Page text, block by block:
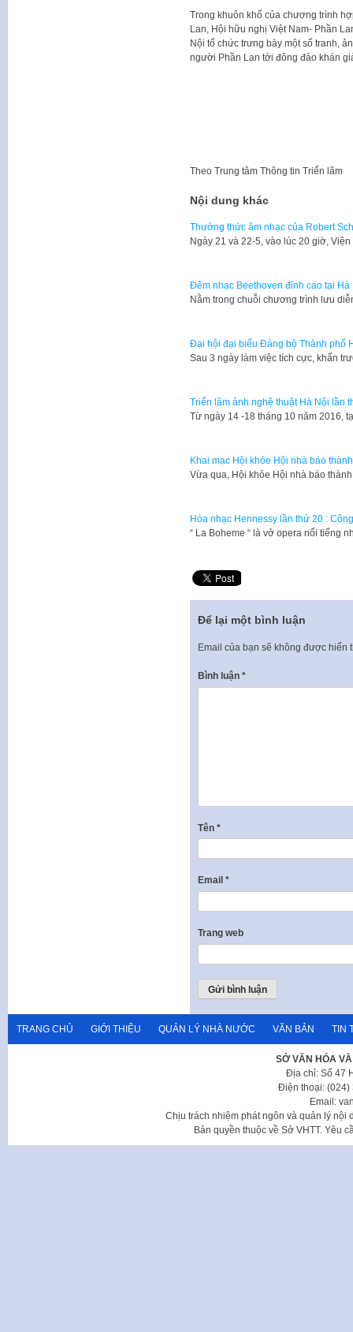
Trong khuôn khổ của chương trình
Lan, Hội hữu nghị Việt Nam- Phần
Nội tổ chức trưng bày một số tranh,
người Phần Lan tới đông đảo khán
Theo Trung tâm Thông tin Triển lãm
Nội dung khác
Thưởng thức âm nhạc của Robert
Ngày 21 và 22-5, vào lúc 20 giờ,
Đêm nhạc Beethoven đỉnh cao tại Hà
Nằm trong chuỗi chương trình lưu
Đại hội đại biểu Đảng bộ Thành phố
​Sau 3 ngày làm việc tích cực, khẩn
Triển lãm ảnh nghệ thuật Hà Nội lần
Từ ngày 14 -18 tháng 10 năm 2016,
Khai mạc Hội khỏe Hội nhà báo
Vừa qua, Hội khỏe Hội nhà báo
Hòa nhạc Hennessy lần thứ 20 :
“ La Boheme “ là vở opera nổi tiếng
Để lại một bình luận
Email của bạn sẽ không được hiển
Bình luận *
Tên *
Email *
Trang web
TRANG CHỦ GIỚI THIỆU QUẢN LÝ NHÀ NƯỚC VĂN BẢN TIN
SỞ VĂN HÓA
Địa chỉ: Số 47
Điện thoại: (024)
Email:
Chịu trách nhiệm phát ngôn và quản lý nội
Bản quyền thuộc về Sở VHTT. Yêu